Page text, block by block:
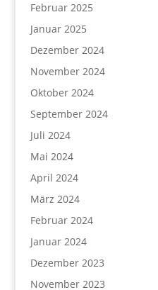
Februar 2025
Januar 2025
Dezember 2024
November 2024
Oktober 2024
September 2024
Juli 2024
Mai 2024
April 2024
März 2024
Februar 2024
Januar 2024
Dezember 2023
November 2023